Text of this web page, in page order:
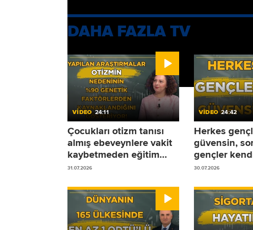
DAHA FAZLA TV
VİDEO 24:11
Çocukları otizm tanısı
almış ebeveynlere vakit
kaybetmeden eğitim
sürecine başlamalarını
31.07.2026
VİDEO 24:42
Herkes
güvensin,
gençler
30.07.2026